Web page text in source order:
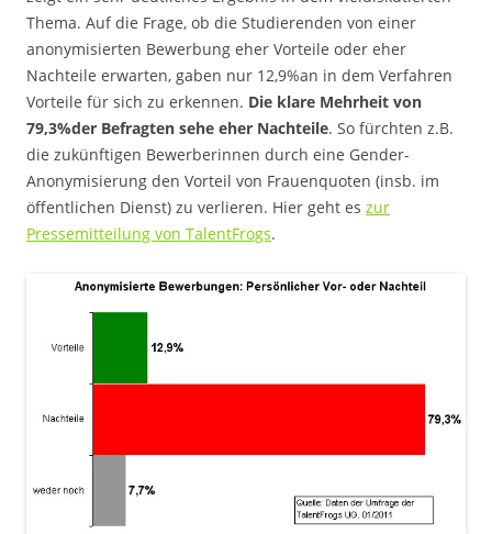
Thema. Auf die Frage, ob die Studierenden von einer
anonymisierten Bewerbung eher Vorteile oder eher
Nachteile erwarten, gaben nur 12,9%an in dem Verfahren
Vorteile für sich zu erkennen. Die klare Mehrheit von
79,3%der Befragten sehe eher Nachteile. So fürchten z.B.
die zukünftigen Bewerberinnen durch eine Gender-
Anonymisierung den Vorteil von Frauenquoten (insb. im
öffentlichen Dienst) zu verlieren. Hier geht es zur
Pressemitteilung von TalentFrogs.